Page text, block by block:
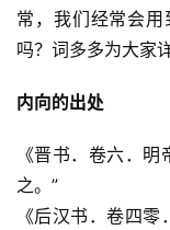
常，我们经常会用
吗？词多多为大家
内向的出处
《晋书．卷六．
之。”
《后汉书．卷四